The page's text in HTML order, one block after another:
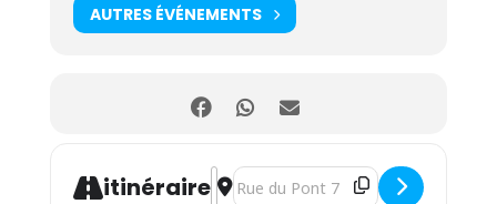
AUTRES ÉVÉNEMENTS
itinéraire Address - Initiation au brassage 100%
Destination Address - Initiation au